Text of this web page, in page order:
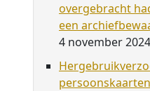
overgebracht
een
4 november 2024
persoonskaarten